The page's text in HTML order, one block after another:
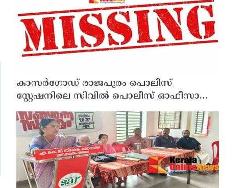
കാസർഗോഡ് രാജപുരം പൊലീസ്
സ്റ്റേഷനിലെ സിവില്‍ പൊലീസ് ഓഫീസാറെ
കാണാനില്ലെന്ന് പരാതി